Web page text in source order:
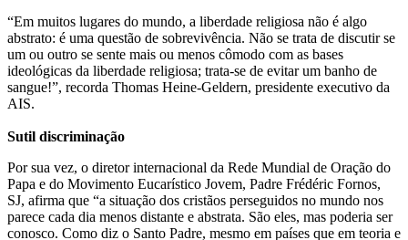
“Em muitos lugares do mundo, a liberdade religiosa não é algo
abstrato: é uma questão de sobrevivência. Não se trata de discutir se
um ou outro se sente mais ou menos cômodo com as bases
ideológicas da liberdade religiosa; trata-se de evitar um banho de
sangue!”, recorda Thomas Heine-Geldern, presidente executivo da
AIS.
Sutil discriminação
Por sua vez, o diretor internacional da Rede Mundial de Oração do
Papa e do Movimento Eucarístico Jovem, Padre Frédéric Fornos,
SJ, afirma que “a situação dos cristãos perseguidos no mundo nos
parece cada dia menos distante e abstrata. São eles, mas poderia ser
conosco. Como diz o Santo Padre, mesmo em países que em teoria e